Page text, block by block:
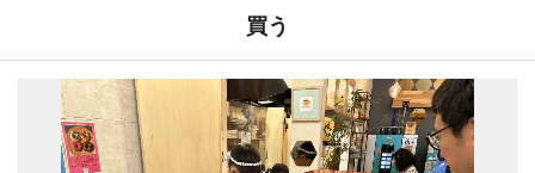
買う